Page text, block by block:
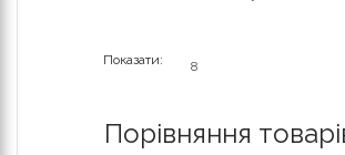
Показати:
Порівняння